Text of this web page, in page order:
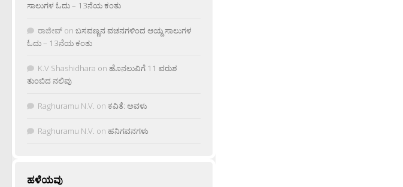
ಸಾಲುಗಳ ಓದು – 13ನೆಯ ಕಂತು
ರಾಜೀವ್ on ಬಸವಣ್ಣನ ವಚನಗಳಿಂದ ಆಯ್ದ ಸಾಲುಗಳ
ಓದು – 13ನೆಯ ಕಂತು
K.V Shashidhara on ಹೊನಲುವಿಗೆ 11 ವರುಶ
ತುಂಬಿದ ನಲಿವು
Raghuramu N.V. on ಕವಿತೆ: ಅವಳು
Raghuramu N.V. on ಹನಿಗವನಗಳು
ಹಳೆಯವು